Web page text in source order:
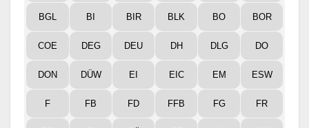
BGL BI BIR BLK BO BOR
COE DEG DEU DH DLG DO
DON DÜW EI EIC EM ESW
F FB FD FFB FG FR